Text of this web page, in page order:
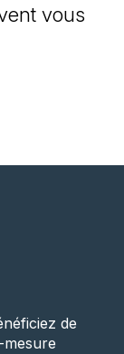
vous
de
mesure